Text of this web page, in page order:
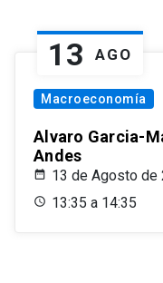
13 AGO
Macroeconomía
Alvaro Garcia-
Andes
13 de Agosto de
13:35 a 14:35